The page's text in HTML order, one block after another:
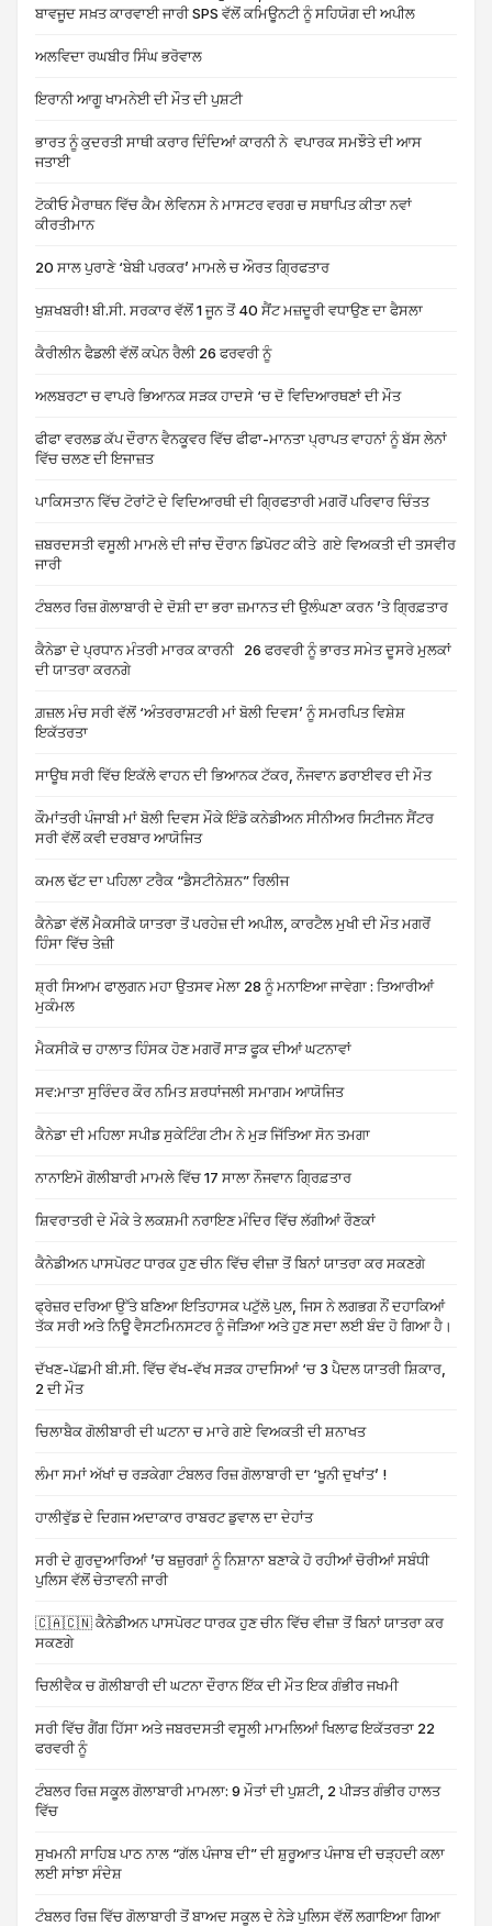
ਬਾਵਜੂਦ ਸਖ਼ਤ ਕਾਰਵਾਈ ਜਾਰੀ SPS ਵੱਲੋਂ ਕਮਿਊਨਟੀ ਨੂੰ ਸਹਿਯੋਗ ਦੀ ਅਪੀਲ
ਅਲਵਿਦਾ ਰਘਬੀਰ ਸਿੰਘ ਭਰੋਵਾਲ
ਇਰਾਨੀ ਆਗੂ ਖਾਮਨੇਈ ਦੀ ਮੌਤ ਦੀ ਪੁਸ਼ਟੀ
ਭਾਰਤ ਨੂੰ ਕੁਦਰਤੀ ਸਾਥੀ ਕਰਾਰ ਦਿੰਦਿਆਂ ਕਾਰਨੀ ਨੇ ਵਪਾਰਕ ਸਮਝੌਤੇ ਦੀ ਆਸ
ਜਤਾਈ
ਟੋਕੀਓ ਮੈਰਾਥਨ ਵਿੱਚ ਕੈਮ ਲੇਵਿਨਸ ਨੇ ਮਾਸਟਰ ਵਰਗ ਚ ਸਥਾਪਿਤ ਕੀਤਾ ਨਵਾਂ
ਕੀਰਤੀਮਾਨ
20 ਸਾਲ ਪੁਰਾਣੇ ‘ਬੇਬੀ ਪਰਕਰ’ ਮਾਮਲੇ ਚ ਔਰਤ ਗ੍ਰਿਫਤਾਰ
ਖੁਸ਼ਖਬਰੀ! ਬੀ.ਸੀ. ਸਰਕਾਰ ਵੱਲੋਂ 1 ਜੂਨ ਤੋਂ 40 ਸੈਂਟ ਮਜ਼ਦੂਰੀ ਵਧਾਉਣ ਦਾ ਫੈਸਲਾ
ਕੈਰੀਲੀਨ ਫੈਡਲੀ ਵੱਲੋਂ ਕਪੇਨ ਰੈਲੀ 26 ਫਰਵਰੀ ਨੂੰ
ਅਲਬਰਟਾ ਚ ਵਾਪਰੇ ਭਿਆਨਕ ਸੜਕ ਹਾਦਸੇ ‘ਚ ਦੋ ਵਿਦਿਆਰਥਣਾਂ ਦੀ ਮੌਤ
ਫੀਫਾ ਵਰਲਡ ਕੱਪ ਦੌਰਾਨ ਵੈਨਕੂਵਰ ਵਿੱਚ ਫੀਫਾ-ਮਾਨਤਾ ਪ੍ਰਾਪਤ ਵਾਹਨਾਂ ਨੂੰ ਬੱਸ ਲੇਨਾਂ
ਵਿੱਚ ਚਲਣ ਦੀ ਇਜਾਜ਼ਤ
ਪਾਕਿਸਤਾਨ ਵਿੱਚ ਟੋਰਾਂਟੋ ਦੇ ਵਿਦਿਆਰਥੀ ਦੀ ਗ੍ਰਿਫਤਾਰੀ ਮਗਰੋਂ ਪਰਿਵਾਰ ਚਿੰਤਤ
ਜ਼ਬਰਦਸਤੀ ਵਸੂਲੀ ਮਾਮਲੇ ਦੀ ਜਾਂਚ ਦੌਰਾਨ ਡਿਪੋਰਟ ਕੀਤੇ ਗਏ ਵਿਅਕਤੀ ਦੀ ਤਸਵੀਰ
ਜਾਰੀ
ਟੰਬਲਰ ਰਿਜ਼ ਗੋਲਾਬਾਰੀ ਦੇ ਦੋਸ਼ੀ ਦਾ ਭਰਾ ਜ਼ਮਾਨਤ ਦੀ ਉਲੰਘਣਾ ਕਰਨ ’ਤੇ ਗ੍ਰਿਫ਼ਤਾਰ
ਕੈਨੇਡਾ ਦੇ ਪ੍ਰਧਾਨ ਮੰਤਰੀ ਮਾਰਕ ਕਾਰਨੀ 26 ਫਰਵਰੀ ਨੂੰ ਭਾਰਤ ਸਮੇਤ ਦੂਸਰੇ ਮੁਲਕਾਂ
ਦੀ ਯਾਤਰਾ ਕਰਨਗੇ
ਗ਼ਜ਼ਲ ਮੰਚ ਸਰੀ ਵੱਲੋਂ ‘ਅੰਤਰਰਾਸ਼ਟਰੀ ਮਾਂ ਬੋਲੀ ਦਿਵਸ’ ਨੂੰ ਸਮਰਪਿਤ ਵਿਸ਼ੇਸ਼
ਇਕੱਤਰਤਾ
ਸਾਊਥ ਸਰੀ ਵਿੱਚ ਇਕੱਲੇ ਵਾਹਨ ਦੀ ਭਿਆਨਕ ਟੱਕਰ, ਨੌਜਵਾਨ ਡਰਾਈਵਰ ਦੀ ਮੌਤ
ਕੌਮਾਂਤਰੀ ਪੰਜਾਬੀ ਮਾਂ ਬੋਲੀ ਦਿਵਸ ਮੌਕੇ ਇੰਡੋ ਕਨੇਡੀਅਨ ਸੀਨੀਅਰ ਸਿਟੀਜਨ ਸੈਂਟਰ
ਸਰੀ ਵੱਲੋਂ ਕਵੀ ਦਰਬਾਰ ਆਯੋਜਿਤ
ਕਮਲ ਢੱਟ ਦਾ ਪਹਿਲਾ ਟਰੈਕ “ਡੈਸਟੀਨੇਸ਼ਨ” ਰਿਲੀਜ
ਕੈਨੇਡਾ ਵੱਲੋਂ ਮੈਕਸੀਕੋ ਯਾਤਰਾ ਤੋਂ ਪਰਹੇਜ਼ ਦੀ ਅਪੀਲ, ਕਾਰਟੈਲ ਮੁਖੀ ਦੀ ਮੌਤ ਮਗਰੋਂ
ਹਿੰਸਾ ਵਿੱਚ ਤੇਜ਼ੀ
ਸ਼੍ਰੀ ਸਿਆਮ ਫਾਲੁਗਨ ਮਹਾ ਉਤਸਵ ਮੇਲਾ 28 ਨੂੰ ਮਨਾਇਆ ਜਾਵੇਗਾ : ਤਿਆਰੀਆਂ
ਮੁਕੰਮਲ
ਮੈਕਸੀਕੋ ਚ ਹਾਲਾਤ ਹਿੰਸਕ ਹੋਣ ਮਗਰੋਂ ਸਾੜ ਫੂਕ ਦੀਆਂ ਘਟਨਾਵਾਂ
ਸਵ:ਮਾਤਾ ਸੁਰਿੰਦਰ ਕੌਰ ਨਮਿਤ ਸ਼ਰਧਾਂਜਲੀ ਸਮਾਗਮ ਆਯੋਜਿਤ
ਕੈਨੇਡਾ ਦੀ ਮਹਿਲਾ ਸਪੀਡ ਸੁਕੇਟਿੰਗ ਟੀਮ ਨੇ ਮੁੜ ਜਿੱਤਿਆ ਸੋਨ ਤਮਗਾ
ਨਾਨਾਇਮੋ ਗੋਲੀਬਾਰੀ ਮਾਮਲੇ ਵਿੱਚ 17 ਸਾਲਾ ਨੌਜਵਾਨ ਗ੍ਰਿਫ਼ਤਾਰ
ਸ਼ਿਵਰਾਤਰੀ ਦੇ ਮੌਕੇ ਤੇ ਲਕਸ਼ਮੀ ਨਰਾਇਣ ਮੰਦਿਰ ਵਿੱਚ ਲੱਗੀਆਂ ਰੌਣਕਾਂ
ਕੈਨੇਡੀਅਨ ਪਾਸਪੋਰਟ ਧਾਰਕ ਹੁਣ ਚੀਨ ਵਿੱਚ ਵੀਜ਼ਾ ਤੋਂ ਬਿਨਾਂ ਯਾਤਰਾ ਕਰ ਸਕਣਗੇ
ਫ੍ਰੇਜ਼ਰ ਦਰਿਆ ਉੱਤੇ ਬਣਿਆ ਇਤਿਹਾਸਕ ਪਟੁੱਲੋ ਪੁਲ, ਜਿਸ ਨੇ ਲਗਭਗ ਨੌਂ ਦਹਾਕਿਆਂ
ਤੱਕ ਸਰੀ ਅਤੇ ਨਿਊ ਵੈਸਟਮਿਨਸਟਰ ਨੂੰ ਜੋੜਿਆ ਅਤੇ ਹੁਣ ਸਦਾ ਲਈ ਬੰਦ ਹੋ ਗਿਆ ਹੈ।
ਦੱਖਣ-ਪੱਛਮੀ ਬੀ.ਸੀ. ਵਿੱਚ ਵੱਖ-ਵੱਖ ਸੜਕ ਹਾਦਸਿਆਂ ‘ਚ 3 ਪੈਦਲ ਯਾਤਰੀ ਸ਼ਿਕਾਰ,
2 ਦੀ ਮੌਤ
ਚਿਲਾਬੈਕ ਗੋਲੀਬਾਰੀ ਦੀ ਘਟਨਾ ਚ ਮਾਰੇ ਗਏ ਵਿਅਕਤੀ ਦੀ ਸ਼ਨਾਖਤ
ਲੰਮਾ ਸਮਾਂ ਅੱਖਾਂ ਚ ਰੜਕੇਗਾ ਟੰਬਲਰ ਰਿਜ਼ ਗੋਲਾਬਾਰੀ ਦਾ ‘ਖੂਨੀ ਦੁਖਾਂਤ’ !
ਹਾਲੀਵੁੱਡ ਦੇ ਦਿਗਜ ਅਦਾਕਾਰ ਰਾਬਰਟ ਡੁਵਾਲ ਦਾ ਦੇਹਾਂਤ
ਸਰੀ ਦੇ ਗੁਰਦੁਆਰਿਆਂ ’ਚ ਬਜ਼ੁਰਗਾਂ ਨੂੰ ਨਿਸ਼ਾਨਾ ਬਣਾਕੇ ਹੋ ਰਹੀਆਂ ਚੋਰੀਆਂ ਸਬੰਧੀ
ਪੁਲਿਸ ਵੱਲੋਂ ਚੇਤਾਵਨੀ ਜਾਰੀ
🇨🇦🇨🇳 ਕੈਨੇਡੀਅਨ ਪਾਸਪੋਰਟ ਧਾਰਕ ਹੁਣ ਚੀਨ ਵਿੱਚ ਵੀਜ਼ਾ ਤੋਂ ਬਿਨਾਂ ਯਾਤਰਾ ਕਰ
ਸਕਣਗੇ
ਚਿਲੀਵੈਕ ਚ ਗੋਲੀਬਾਰੀ ਦੀ ਘਟਨਾ ਦੌਰਾਨ ਇੱਕ ਦੀ ਮੌਤ ਇਕ ਗੰਭੀਰ ਜਖਮੀ
ਸਰੀ ਵਿੱਚ ਗੈਂਗ ਹਿੱਸਾ ਅਤੇ ਜਬਰਦਸਤੀ ਵਸੂਲੀ ਮਾਮਲਿਆਂ ਖਿਲਾਫ ਇਕੱਤਰਤਾ 22
ਫਰਵਰੀ ਨੂੰ
ਟੰਬਲਰ ਰਿਜ਼ ਸਕੂਲ ਗੋਲਾਬਾਰੀ ਮਾਮਲਾ: 9 ਮੌਤਾਂ ਦੀ ਪੁਸ਼ਟੀ, 2 ਪੀੜਤ ਗੰਭੀਰ ਹਾਲਤ
ਵਿੱਚ
ਸੁਖਮਨੀ ਸਾਹਿਬ ਪਾਠ ਨਾਲ “ਗੱਲ ਪੰਜਾਬ ਦੀ” ਦੀ ਸ਼ੁਰੂਆਤ ਪੰਜਾਬ ਦੀ ਚੜ੍ਹਦੀ ਕਲਾ
ਲਈ ਸਾਂਝਾ ਸੰਦੇਸ਼
ਟੰਬਲਰ ਰਿਜ਼ ਵਿੱਚ ਗੋਲਾਬਾਰੀ ਤੋਂ ਬਾਅਦ ਸਕੂਲ ਦੇ ਨੇੜੇ ਪੁਲਿਸ ਵੱਲੋਂ ਲਗਾਇਆ ਗਿਆ